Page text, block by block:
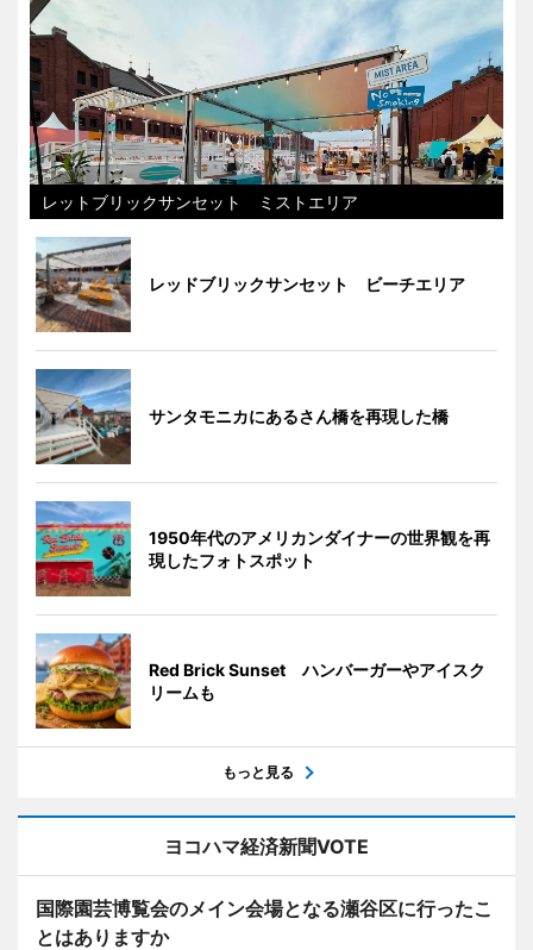
レットブリックサンセット ミストエリア
レッドブリックサンセット ビーチエリア
サンタモニカにあるさん橋を再現した橋
1950年代のアメリカンダイナーの世界観を再
現したフォトスポット
Red Brick Sunset ハンバーガーやアイスク
リームも
もっと見る
ヨコハマ経済新聞VOTE
国際園芸博覧会のメイン会場となる瀬谷区に行ったこ
とはありますか